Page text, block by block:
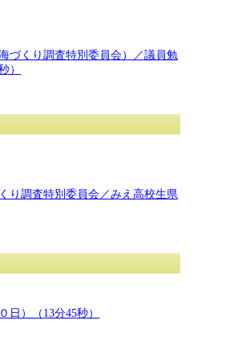
づくり調査特別委員会）／議員勉
）
り調査特別委員会／みえ高校生県
）（13分45秒）